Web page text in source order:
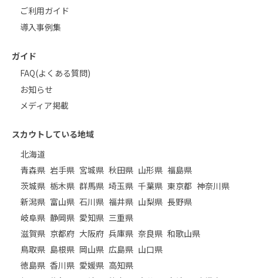
ご利用ガイド
導入事例集
ガイド
FAQ(よくある質問)
お知らせ
メディア掲載
スカウトしている地域
北海道
青森県 岩手県 宮城県 秋田県 山形県 福島県
茨城県 栃木県 群馬県 埼玉県 千葉県 東京都 神奈川県
新潟県 富山県 石川県 福井県 山梨県 長野県
岐阜県 静岡県 愛知県 三重県
滋賀県 京都府 大阪府 兵庫県 奈良県 和歌山県
鳥取県 島根県 岡山県 広島県 山口県
徳島県 香川県 愛媛県 高知県